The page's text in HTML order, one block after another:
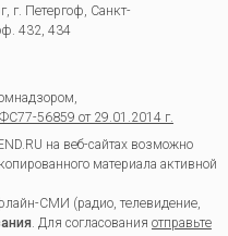
г. Петергоф, Санкт-
432, 434
56859 от 29.01.2014 г.
на веб-сайтах возможно
материала активной
СМИ (радио, телевидение,
. Для согласования отправьте